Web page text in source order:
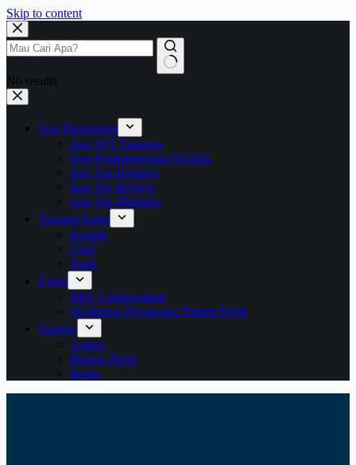
Skip to content
No results
Jasa Perpajakan
Jasa SPT Tahunan
Jasa Pendampingan SP2DK
Jasa Tax Retainer
Jasa Tax Review
Jasa Tax Planning
Tentang Kami
Kontak
FAQ
Karir
Event
BBF Collaboration
Workshop Pengusaha Paham Pajak
Sumber
Artikel
Belajar Pajak
Berita